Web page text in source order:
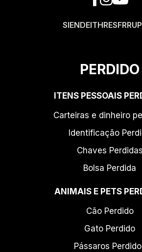
SIENDEITHRESFRRU
PERDIDO
ITENS PESSOAIS
Carteiras e dinheiro
Identificação
Chaves Perdidas
Bolsa Perdida
ANIMAIS E PETS
Cão Perdido
Gato Perdido
Pássaros